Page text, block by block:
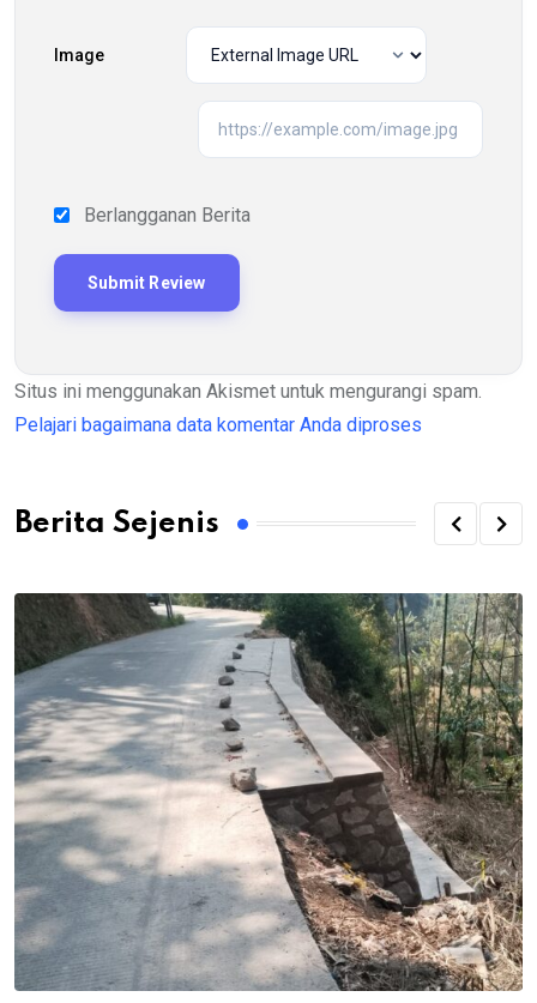
Image
Berlangganan Berita
Situs ini menggunakan Akismet untuk mengurangi spam.
Pelajari bagaimana data komentar Anda diproses
Berita Sejenis